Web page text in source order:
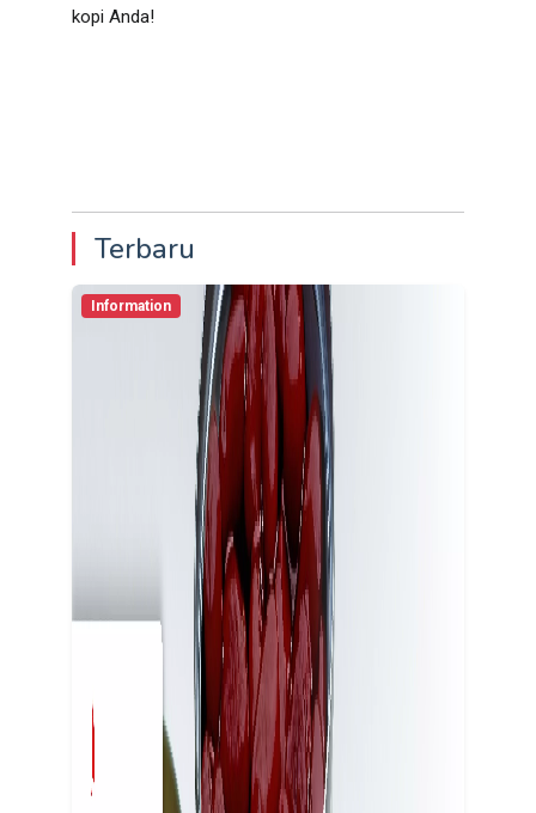
kopi Anda!
Terbaru
Information